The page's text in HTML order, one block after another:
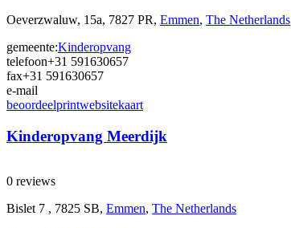
Oeverzwaluw, 15a, 7827 PR, Emmen, The Netherlands
gemeente:Kinderopvang
telefoon+31 591630657
fax+31 591630657
e-mail
beoordeelprintwebsitekaart
Kinderopvang Meerdijk
0 reviews
Bislet 7 , 7825 SB, Emmen, The Netherlands